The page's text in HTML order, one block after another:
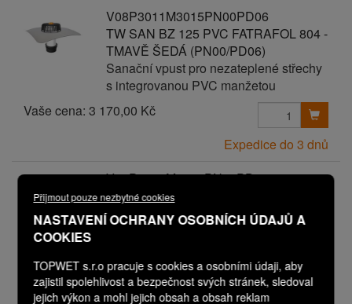
Přijmout pouze nezbytné cookies
NASTAVENÍ OCHRANY OSOBNÍCH ÚDAJŮ A
COOKIES
TOPWET s.r.o pracuje s cookies a osobními údaji, aby
zajistil spolehlivost a bezpečnost svých stránek, sledoval
jejich výkon a mohl jejich obsah a obsah reklam
V08P3011M3015PN00PD06
TW SAN BZ 125 PVC FATRAFOL 804 -
TMAVĚ ŠEDÁ (PN00/PD06)
Sanační vpust pro nezateplené střechy
s integrovanou PVC manžetou
Vaše cena: 3 170,00 Kč
Expedice do 3 dnů
V08P3011M3017PN00PD00
TW SAN BZ 125 PVC FLAGON ŠEDÁ
Sanační vpust pro nezateplené střechy
s integrovanou PVC manžetou
Vaše cena:2 570,00 Kč